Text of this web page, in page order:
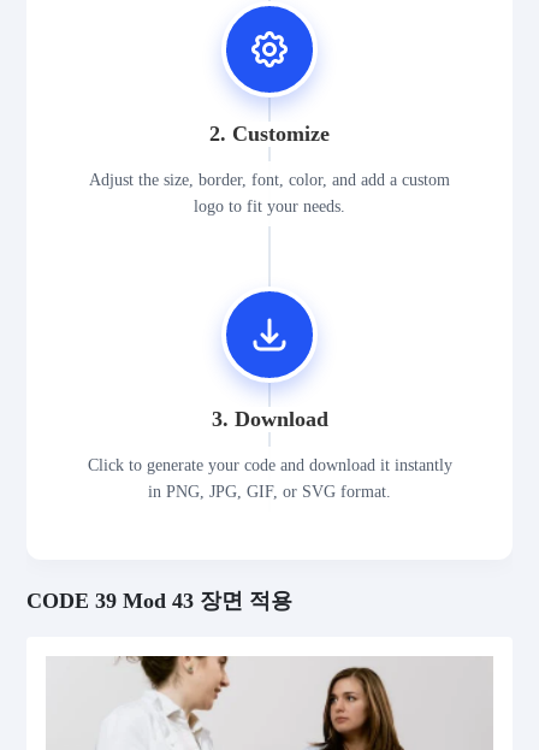
2. Customize
Adjust the size, border, font, color, and add a custom
logo to fit your needs.
3. Download
Click to generate your code and download it instantly
in PNG, JPG, GIF, or SVG format.
CODE 39 Mod 43 장면 적용